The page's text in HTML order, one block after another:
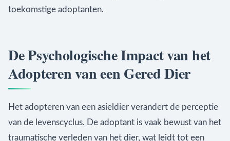
toekomstige adoptanten.
De Psychologische Impact van het
Adopteren van een Gered Dier
Het adopteren van een asieldier verandert de perceptie
van de levenscyclus. De adoptant is vaak bewust van het
traumatische verleden van het dier, wat leidt tot een